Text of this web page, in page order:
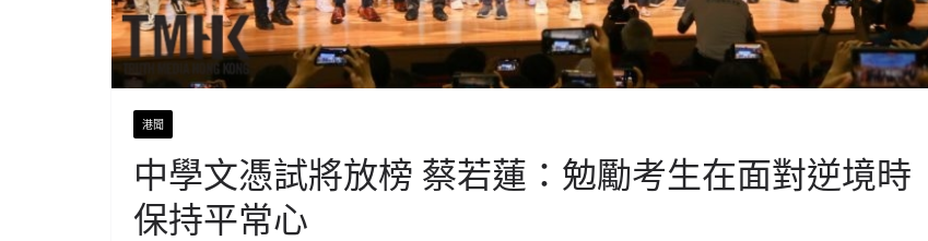
港聞
中學文憑試將放榜 蔡若蓮：勉勵考生在面對逆境時
保持平常心